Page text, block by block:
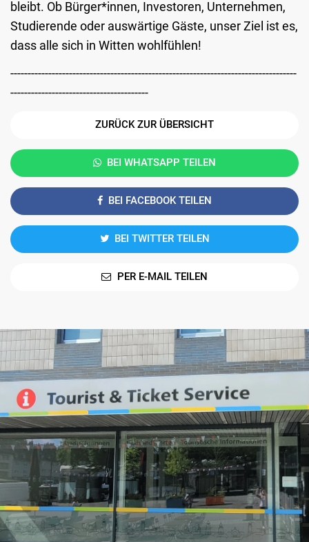
bleibt. Ob Bürger*innen, Investoren, Unternehmen,
Studierende oder auswärtige Gäste, unser Ziel ist es,
dass alle sich in Witten wohlfühlen!
-----------------------------------------------------------------------------------
----------------------------------------
ZURÜCK ZUR ÜBERSICHT
BEI WHATSAPP TEILEN
BEI FACEBOOK TEILEN
BEI TWITTER TEILEN
PER E-MAIL TEILEN